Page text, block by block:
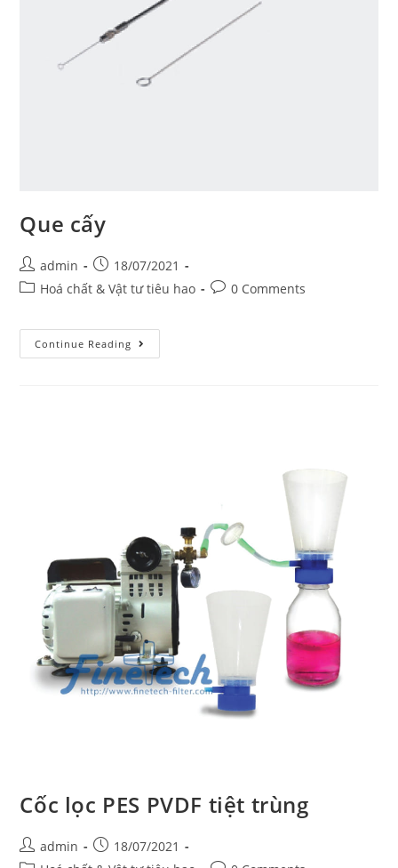
Que cấy
Post
author:
admin
Post
published:
18/07/2021
PostHoá chất & Vật tư tiêu hao
Post0 Comments
Continue Reading
cấy
Cốc lọc PES PVDF tiệt trùng
Post
author:
admin
Post
published:
18/07/2021